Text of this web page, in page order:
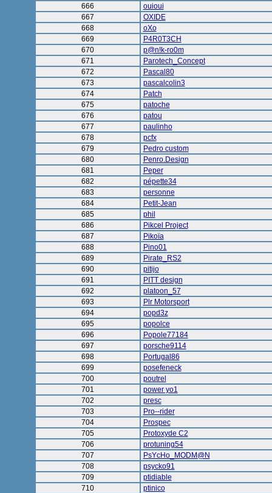
666
ouioui
667
OXIDE
668
oXo
669
P4R0T3CH
670
p@n!k-ro0m
671
Parotech_Concept
672
Pascal80
673
pascalcolin3
674
Patch
675
patoche
676
patou
677
paulinho
678
pcfx
679
Pedro custom
680
Penro.Design
681
Peper
682
pépette34
683
personne
684
Petit-Jean
685
phil
686
Pikcel Project
687
Pikoïa
688
Pino01
689
Pirate_RS2
690
pitijo
691
PITT design
692
platoon_57
693
Plr Motorsport
694
popd3z
695
popolce
696
Popole77184
697
porsche9114
698
Portugal86
699
posefeneck
700
poutrel
701
power yo1
702
presc
703
Pro--rider
704
Prospec
705
Protoxyde C2
706
protuning54
707
PsYcHo_MODM@N
708
psycko91
709
ptidiable
710
ptinico